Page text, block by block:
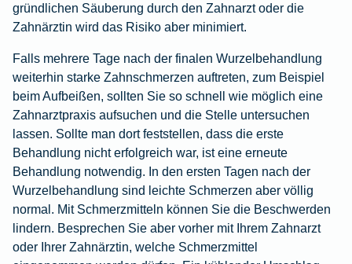
gründlichen Säuberung durch den Zahnarzt oder die
Zahnärztin wird das Risiko aber minimiert.
Falls mehrere Tage nach der finalen Wurzelbehandlung
weiterhin starke Zahnschmerzen auftreten, zum Beispiel
beim Aufbeißen, sollten Sie so schnell wie möglich eine
Zahnarztpraxis aufsuchen und die Stelle untersuchen
lassen. Sollte man dort feststellen, dass die erste
Behandlung nicht erfolgreich war, ist eine erneute
Behandlung notwendig. In den ersten Tagen nach der
Wurzelbehandlung sind leichte Schmerzen aber völlig
normal. Mit Schmerzmitteln können Sie die Beschwerden
lindern. Besprechen Sie aber vorher mit Ihrem Zahnarzt
oder Ihrer Zahnärztin, welche Schmerzmittel